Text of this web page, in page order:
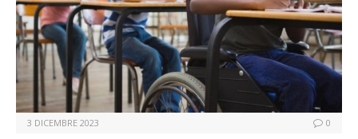
3 DICEMBRE 2023 0